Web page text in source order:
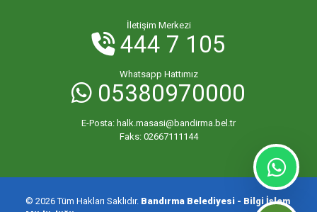
İletişim Merkezi
444 7 105
Whatsapp Hattımız
05380970000
E-Posta: halk.masasi@bandirma.bel.tr
Faks: 02667111144
© 2026 Tüm Hakları Saklıdır. Bandırma Belediyesi - Bilgi İşlem